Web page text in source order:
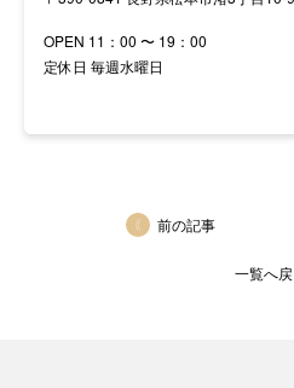
OPEN 11：00 〜 19：00
定休日 毎週水曜日
前の記事
一覧へ